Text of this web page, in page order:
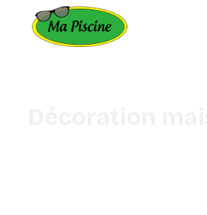
principal